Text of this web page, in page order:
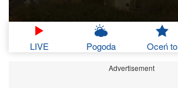
LIVE Pogoda Oceń to
Advertisement